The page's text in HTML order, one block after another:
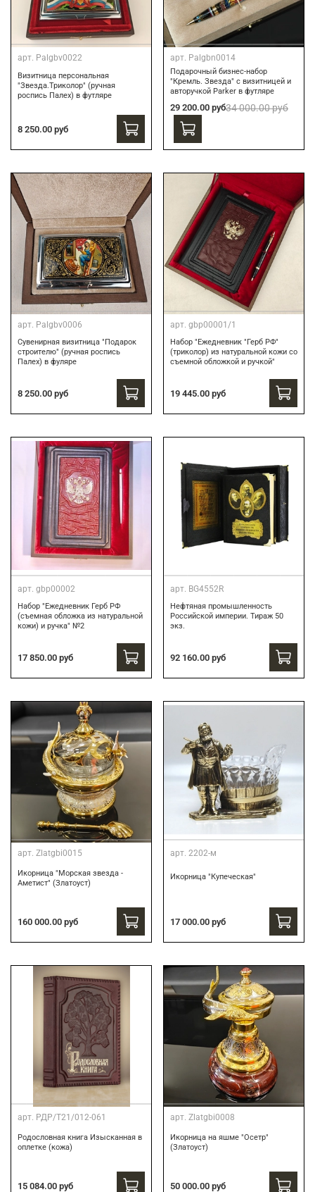
арт. Palgbv0022
Визитница персональная
"Звезда.Триколор" (ручная
роспись Палех) в футляре
8 250.00 руб
арт. Palgbn0014
Подарочный бизнес-набор
"Кремль. Звезда" с визитницей и
авторучкой Parker в футляре
29 200.00 руб34 000.00 руб
арт. Palgbv0006
Сувенирная визитница "Подарок
строителю" (ручная роспись
Палех) в фуляре
8 250.00 руб
арт. gbp00001/1
Набор "Ежедневник "Герб РФ"
(триколор) из натуральной кожи со
съемной обложкой и ручкой"
19 445.00 руб
арт. gbp00002
Набор "Ежедневник Герб РФ
(съемная обложка из натуральной
кожи) и ручка" №2
17 850.00 руб
арт. BG4552R
Нефтяная промышленность
Российской империи. Тираж 50
экз.
92 160.00 руб
арт. Zlatgbi0015
Икорница "Морская звезда -
Аметист" (Златоуст)
160 000.00 руб
арт. 2202-м
Икорница "Купеческая"
17 000.00 руб
арт. РДР/Т21/012-061
Родословная книга Изысканная в
оплетке (кожа)
15 084.00 руб
арт. Zlatgbi0008
Икорница на яшме "Осетр"
(Златоуст)
50 000.00 руб